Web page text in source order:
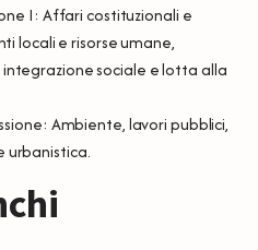
I: Affari costituzionali e
locali e risorse umane,
sociale e lotta alla
Ambiente, lavori pubblici,
urbanistica.